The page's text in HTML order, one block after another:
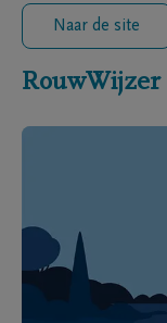
Naar de site
RouwWijzer